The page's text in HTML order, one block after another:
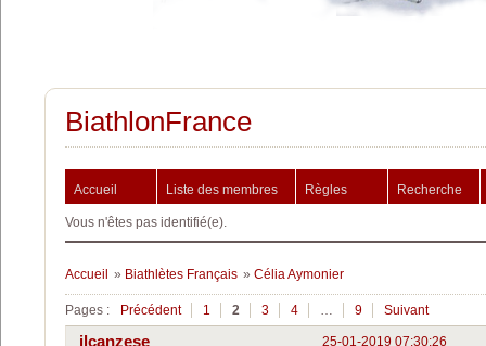
BiathlonFrance
Accueil Liste des membres Règles Recherche
Vous n'êtes pas identifié(e).
Accueil » Biathlètes Français » Célia Aymonier
Pages : Précédent 1 2 3 4 … 9 Suivant
25-01-2019 07:30:26
ilcanzese